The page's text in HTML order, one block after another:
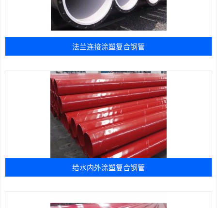
法兰连接涂塑复合钢管
给水内外涂塑复合钢管